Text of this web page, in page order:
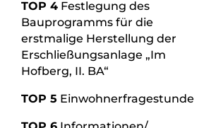
TOP 4Festlegung des
Bauprogramms für die
erstmalige Herstellung der
Erschließungsanlage „Im
Hofberg, II. BA“
TOP 5 Einwohnerfragestunde